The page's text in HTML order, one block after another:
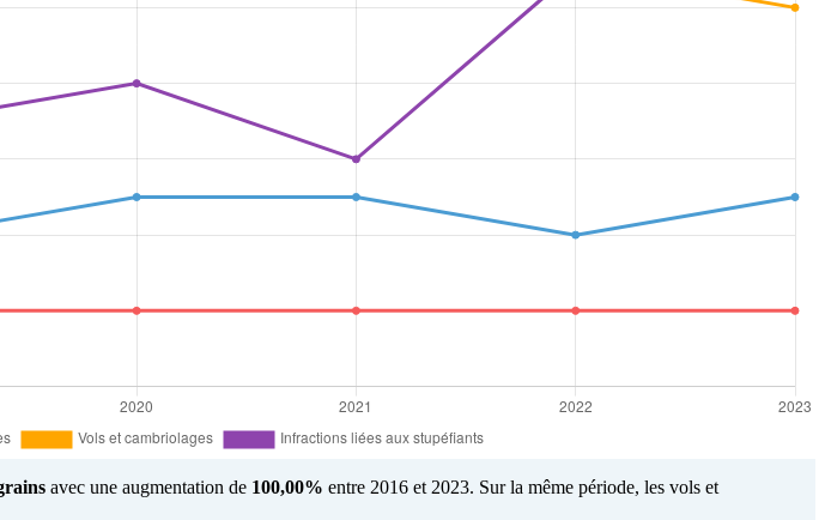
avec une augmentation de 100,00% entre 2016 et 2023. Sur la même période, les vols et